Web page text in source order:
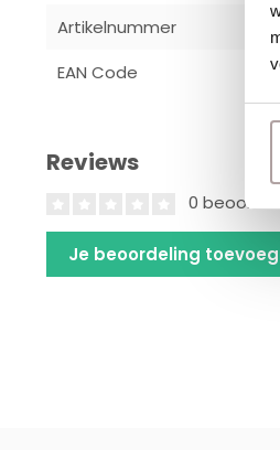
Artikelnummer
EAN Code
Reviews
0
Je beoordeling